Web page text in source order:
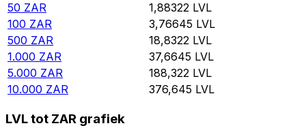
50 ZAR 1,88322 LVL
100 ZAR 3,76645 LVL
500 ZAR 18,8322 LVL
1.000 ZAR 37,6645 LVL
5.000 ZAR 188,322 LVL
10.000 ZAR 376,645 LVL
LVL tot ZAR grafiek